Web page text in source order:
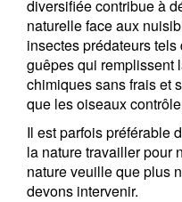
diversifiée contribue à
naturelle face aux
insectes prédateurs
guêpes qui remplissent
chimiques sans frais et
que les oiseaux
Il est parfois préférable
la nature travailler pour
nature veuille que plus
devons intervenir.
Pays de résidence
Je ne suis pas
Vos informations
notrepolitique de